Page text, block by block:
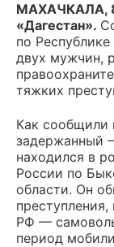
МАХАЧКАЛА,
«Дагестан».
по
двух мужчин,
тяжких
Как сообщили
задержанный
находился в
России по
области. Он
РФ —
период